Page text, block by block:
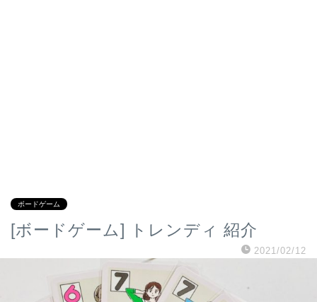
ボードゲーム
[ボードゲーム] トレンディ 紹介
2021/02/12